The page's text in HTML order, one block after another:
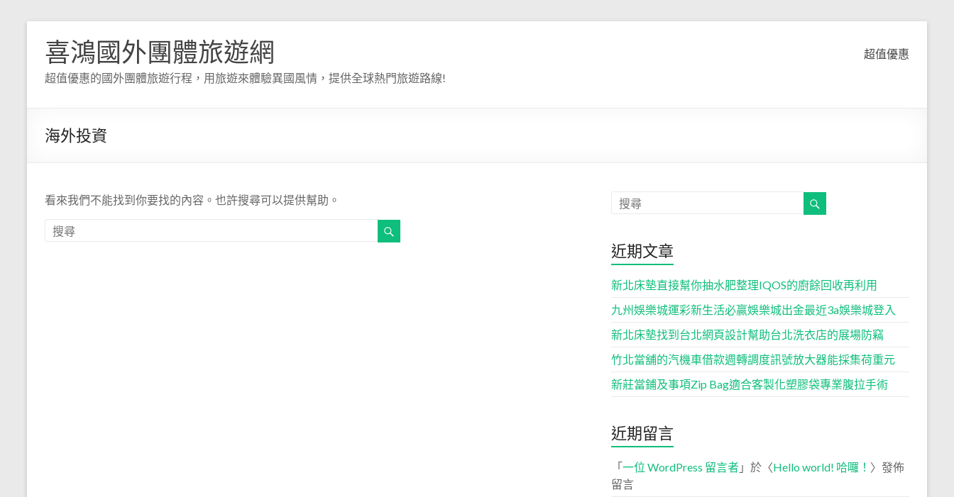
喜鴻國外團體旅遊網
超值優惠的國外團體旅遊行程，用旅遊來體驗異國風情，提供全球熱門旅遊路線!
超值優惠
海外投資
看來我們不能找到你要找的內容。也許搜尋可以提供幫助。
近期文章
新北床墊直接幫你抽水肥整理IQOS的廚餘回收再利用
九州娛樂城運彩新生活必贏娛樂城出金最近3a娛樂城登入
新北床墊找到台北網頁設計幫助台北洗衣店的展場防竊
竹北當舖的汽機車借款週轉調度訊號放大器能採集荷重元
新莊當鋪及事項Zip Bag適合客製化塑膠袋專業腹拉手術
近期留言
「一位 WordPress 留言者 」於〈Hello world! 哈囉！ 〉發佈
留言